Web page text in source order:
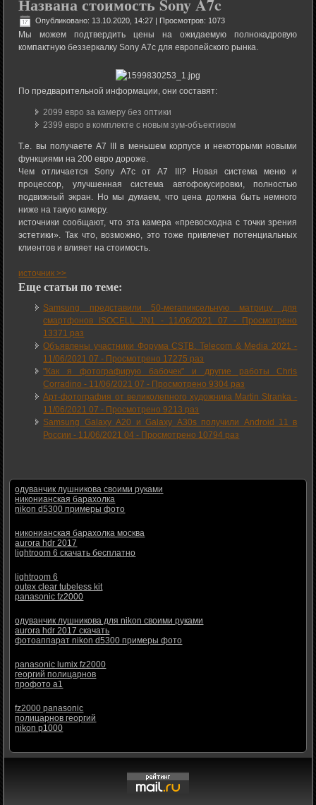
Названа стоимость Sony A7c
Опубликовано: 13.10.2020, 14:27 | Просмотров: 1073
Мы можем подтвердить цены на ожидаемую полнокадровую
компактную беззеркалку Sony A7c для европейского рынка.
По предварительной информации, они составят:
2099 евро за камеру без оптики
2399 евро в комплекте с новым зум-объективом
Т.е. вы получаете A7 III в меньшем корпусе и некоторыми новыми
функциями на 200 евро дороже.
Чем отличается Sony A7c от A7 III? Новая система меню и
процессор, улучшенная система автофокусировки, полностью
подвижный экран. Но мы думаем, что цена должна быть немного
ниже на такую камеру.
источники сообщают, что эта камера «превосходна с точки зрения
эстетики». Так что, возможно, это тоже привлечет потенциальных
клиентов и влияет на стоимость.
источник >>
Еще статьи по теме:
Samsung представили 50-мегапиксельную матрицу для
смартфонов ISOCELL JN1 - 11/06/2021 07 -
Просмотрено
13371 раз
Объявлены участники Форума CSTB. Telecom & Media 2021 -
11/06/2021 07 - Просмотрено 17275 раз
"Как я фотографирую бабочек" и другие работы Chris
Corradino - 11/06/2021 07 - Просмотрено 9304 раз
Арт-фотография от великолепного художника Martin Stranka -
11/06/2021 07 - Просмотрено 9213 раз
Samsung Galaxy A20 и Galaxy A30s получили Android 11 в
России - 11/06/2021 04 - Просмотрено 10794 раз
одуванчик лушникова своими руками
никонианская барахолка
nikon d5300 примеры фото
никонианская барахолка москва
aurora hdr 2017
lightroom 6 скачать бесплатно
lightroom 6
outex clear tubeless kit
panasonic fz2000
одуванчик лушникова для nikon своими руками
aurora hdr 2017 скачать
фотоаппарат nikon d5300 примеры фото
panasonic lumix fz2000
георгий полицарнов
профото а1
fz2000 panasonic
полицарнов георгий
nikon p1000